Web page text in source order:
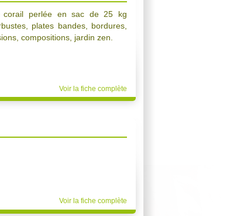
corail perlée en sac de 25 kg
plates bandes, bordures,
compositions, jardin zen.
Voir la fiche complète
Voir la fiche complète